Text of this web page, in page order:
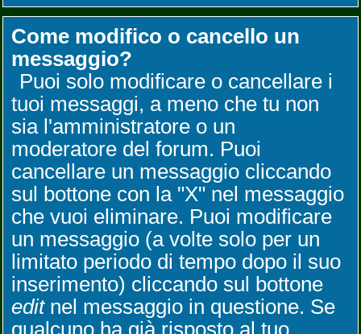
Come modifico o cancello un
messaggio?
Puoi solo modificare o cancellare i
tuoi messaggi, a meno che tu non
sia l'amministratore o un
moderatore del forum. Puoi
cancellare un messaggio cliccando
sul bottone con la "X" nel messaggio
che vuoi eliminare. Puoi modificare
un messaggio (a volte solo per un
limitato periodo di tempo dopo il suo
inserimento) cliccando sul bottone
editnel messaggio in questione. Se
qualcuno ha già risposto al tuo